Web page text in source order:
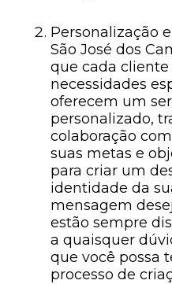
Personalização
São José dos
que cada
necessidades
oferecem um
personalizado,
colaboração
suas metas e
para criar um
identidade da
mensagem
estão sempre
a quaisquer
que você possa
processo de